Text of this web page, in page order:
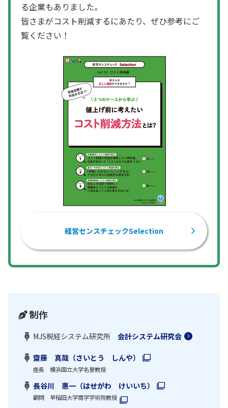
る企業もありました。
皆さまがコスト削減するにあたり、ぜひ参考にご
覧ください！
経営センスチェックSelection
制作
MJS税経システム研究所 会計システム研究会
齋藤 真哉（さいとう しんや）
座長 横浜国立大学名誉教授
長谷川 惠一（はせがわ けいいち）
顧問 早稲田大学商学学術院教授